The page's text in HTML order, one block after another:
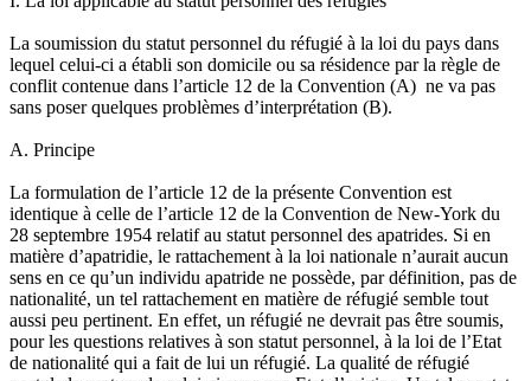
La soumission du statut personnel du réfugié à la loi du pays dans
lequel celui-ci a établi son domicile ou sa résidence par la règle de
conflit contenue dans l’article 12 de la Convention (A) ne va pas
sans poser quelques problèmes d’interprétation (B).
A. Principe
La formulation de l’article 12 de la présente Convention est
identique à celle de l’article 12 de la Convention de New-York du
28 septembre 1954 relatif au statut personnel des apatrides. Si en
matière d’apatridie, le rattachement à la loi nationale n’aurait aucun
sens en ce qu’un individu apatride ne possède, par définition, pas de
nationalité, un tel rattachement en matière de réfugié semble tout
aussi peu pertinent. En effet, un réfugié ne devrait pas être soumis,
pour les questions relatives à son statut personnel, à la loi de l’Etat
de nationalité qui a fait de lui un réfugié. La qualité de réfugié